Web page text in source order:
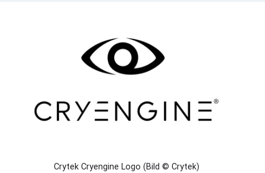
Crytek Cryengine Logo (Bild © Crytek)